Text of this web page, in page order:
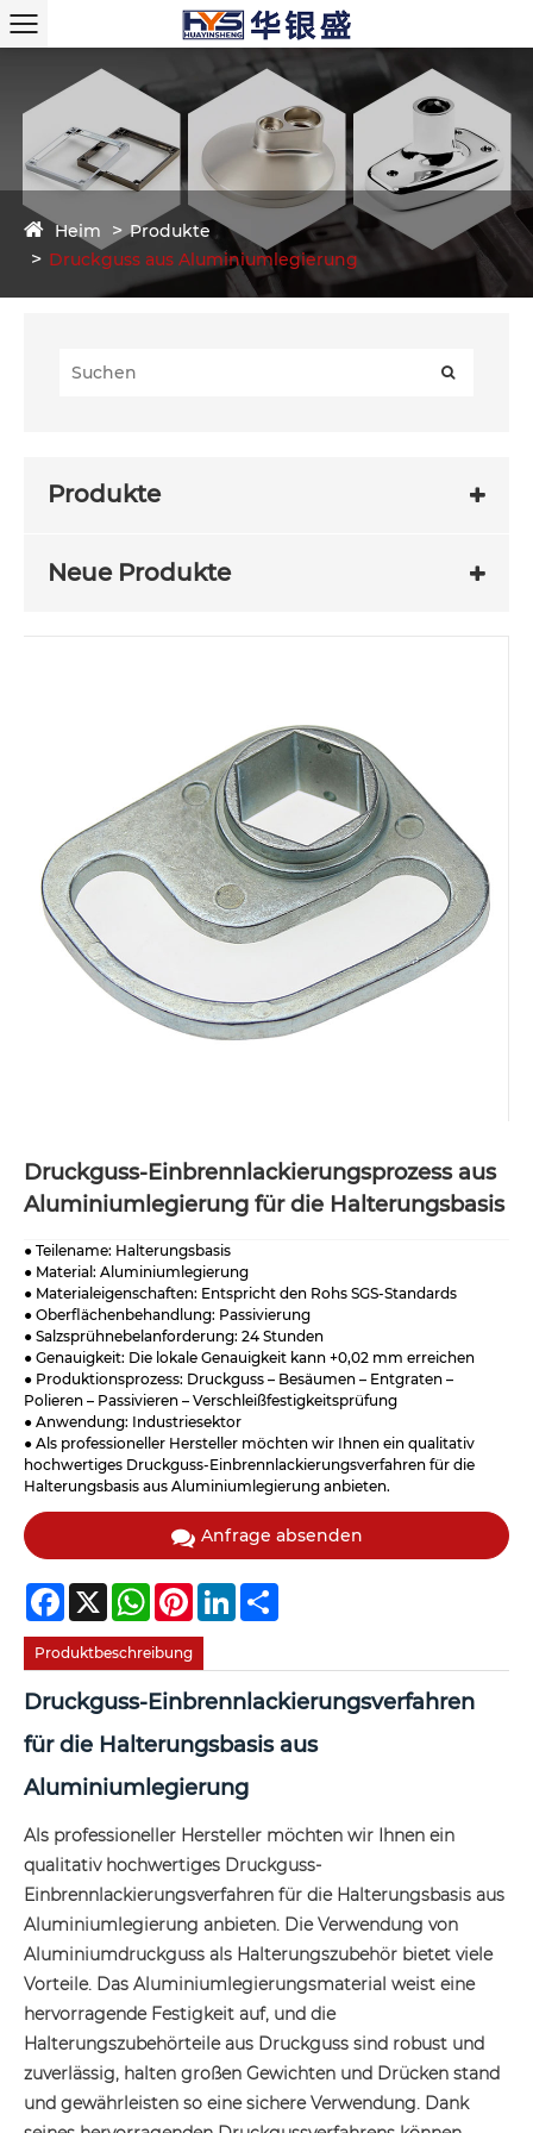
Heim
Produkte
Druckguss aus Aluminiumlegierung
Produkte
Neue Produkte
Druckguss-Einbrennlackierungsprozess aus
Aluminiumlegierung für die Halterungsbasis
● Teilename: Halterungsbasis
● Material: Aluminiumlegierung
● Materialeigenschaften: Entspricht den Rohs SGS-Standards
● Oberflächenbehandlung: Passivierung
● Salzsprühnebelanforderung: 24 Stunden
● Genauigkeit: Die lokale Genauigkeit kann +0,02 mm erreichen
● Produktionsprozess: Druckguss – Besäumen – Entgraten –
Polieren – Passivieren – Verschleißfestigkeitsprüfung
● Anwendung: Industriesektor
● Als professioneller Hersteller möchten wir Ihnen ein qualitativ
hochwertiges Druckguss-Einbrennlackierungsverfahren für die
Halterungsbasis aus Aluminiumlegierung anbieten.
Anfrage absenden
Facebook
X WhatsAppPinterestLinkedIn
Produktbeschreibung
Druckguss-Einbrennlackierungsverfahren
für die Halterungsbasis aus
Aluminiumlegierung
Als professioneller Hersteller möchten wir Ihnen ein
qualitativ hochwertiges Druckguss-
Einbrennlackierungsverfahren für die Halterungsbasis aus
Aluminiumlegierung anbieten. Die Verwendung von
Aluminiumdruckguss als Halterungszubehör bietet viele
Vorteile. Das Aluminiumlegierungsmaterial weist eine
hervorragende Festigkeit auf, und die
Halterungszubehörteile aus Druckguss sind robust und
zuverlässig, halten großen Gewichten und Drücken stand
und gewährleisten so eine sichere Verwendung. Dank